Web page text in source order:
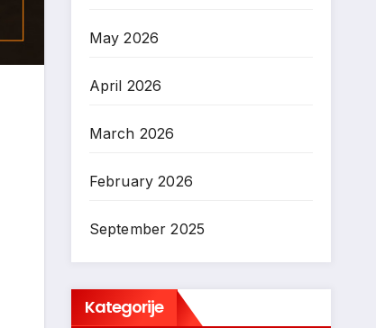
May 2026
April 2026
March 2026
February 2026
September 2025
Kategorije